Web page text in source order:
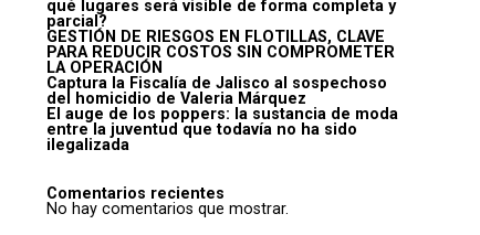
qué lugares será visible de forma completa y
parcial?
GESTIÓN DE RIESGOS EN FLOTILLAS, CLAVE
PARA REDUCIR COSTOS SIN COMPROMETER
LA OPERACIÓN
Captura la Fiscalía de Jalisco al sospechoso
del homicidio de Valeria Márquez
El auge de los poppers: la sustancia de moda
entre la juventud que todavía no ha sido
ilegalizada
Comentarios recientes
No hay comentarios que mostrar.